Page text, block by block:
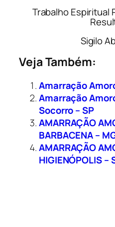
Trabalho Espiritual
Sigilo
Veja Também:
Amarração
Amarração
Socorro – SP
AMARRAÇÃO
BARBACENA –
AMARRAÇÃO
HIGIENÓPOLIS –